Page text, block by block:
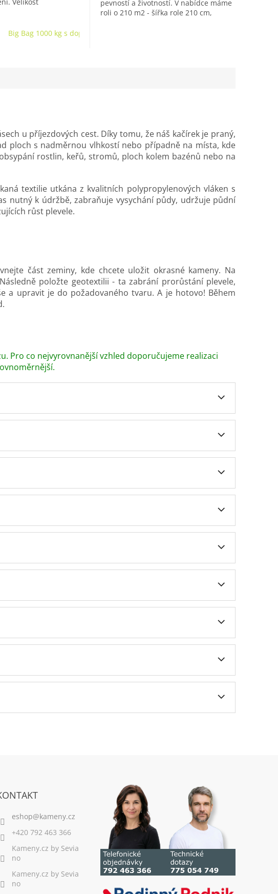
Big Bag 1000 kg s dopravou*
pevností a životností. V nabídce máme
roli o 210 m2 - šířka role 210 cm,
u příjezdových cest. Díky tomu, že náš kačírek je praný,
ploch s nadměrnou vlhkostí nebo případně na místa, kde
rostlin, keřů, stromů, ploch kolem bazénů nebo na
textilie utkána z kvalitních polypropylenových vláken s
nutný k údržbě, zabraňuje vysychání půdy, udržuje půdní
růst plevele.
část zeminy, kde chcete uložit okrasné kameny. Na
položte geotextilii - ta zabrání prorůstání plevele,
a upravit je do požadovaného tvaru. A je hotovo! Během
Pro co nejvyrovnanější vzhled doporučujeme realizaci
+420 792 463 366
Kameny.cz by Sevia
no
Kameny.cz by Sevia
no